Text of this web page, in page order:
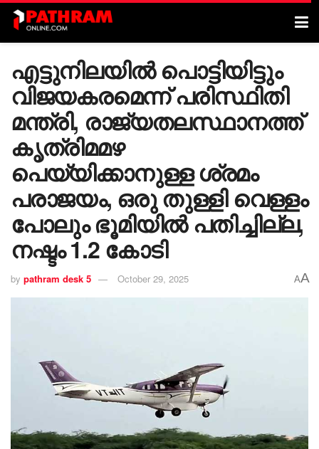
എട്ടുനിലയിൽ പൊട്ടിയിട്ടും
വിജയകരമെന്ന് പരിസ്ഥിതി
മന്ത്രി, രാജ്യതലസ്ഥാനത്ത്
കൃത്രിമമഴ
പെയ്യിക്കാനുള്ള ശ്രമം
പരാജയം, ഒരു തുള്ളി വെള്ളം
പോലും ഭൂമിയിൽ പതിച്ചില്ല,
നഷ്ടം 1.2 കോടി
by pathram desk 5 October 29, 2025 AA